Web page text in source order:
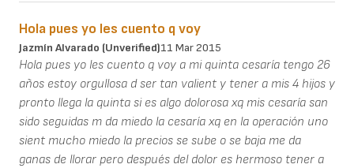
Hola pues yo les cuento q voy
Jazmín Alvarado (unverified)11 Mar 2015
Hola pues yo les cuento q voy a mi quinta cesaría tengo 26
años estoy orgullosa d ser tan valient y tener a mis 4 hijos y
pronto llega la quinta si es algo dolorosa xq mis cesaría san
sido seguidas m da miedo la cesaría xq en la operación uno
sient mucho miedo la precios se sube o se baja me da
ganas de llorar pero después del dolor es hermoso tener a